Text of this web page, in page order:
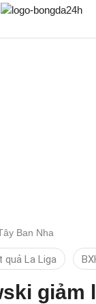
Ban Nha
quả La Liga
giảm